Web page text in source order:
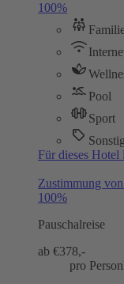
100%
Pool
Sport
Für dieses
Zustimmung
100%
Pauschalreise
ab €378,-
pro Person